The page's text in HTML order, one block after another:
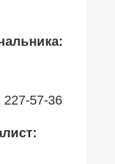
227-57-36